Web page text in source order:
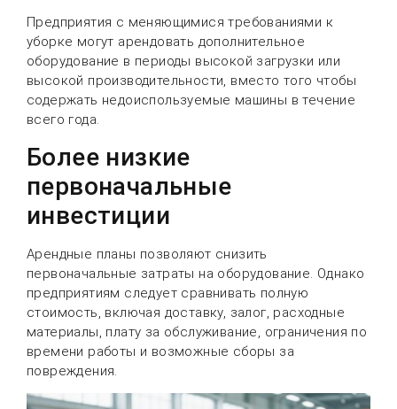
Предприятия с меняющимися требованиями к
уборке могут арендовать дополнительное
оборудование в периоды высокой загрузки или
высокой производительности, вместо того чтобы
содержать недоиспользуемые машины в течение
всего года.
Более низкие
первоначальные
инвестиции
Арендные планы позволяют снизить
первоначальные затраты на оборудование. Однако
предприятиям следует сравнивать полную
стоимость, включая доставку, залог, расходные
материалы, плату за обслуживание, ограничения по
времени работы и возможные сборы за
повреждения.